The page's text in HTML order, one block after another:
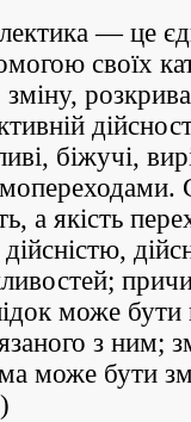
— це
своїх
біжучі,
а якість
дійсністю,
може
з ним;
може бути